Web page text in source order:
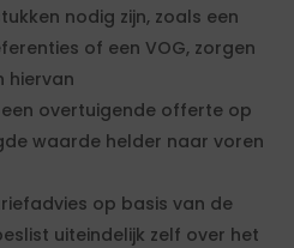
nodig zijn, zoals een
of een VOG, zorgen
hiervan
overtuigende offerte op
waarde helder naar voren
op basis van de
uiteindelijk zelf over het